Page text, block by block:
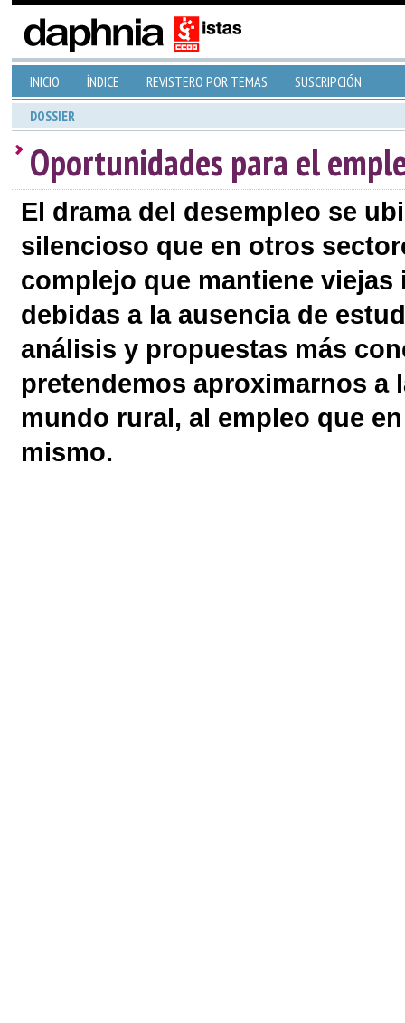
INICIO ÍNDICE REVISTERO POR TEMAS SUSCRIPCIÓN
DOSSIER
Oportunidades para el
El drama del desempleo se
silencioso que en otros
complejo que mantiene
debidas a la ausencia de
análisis y propuestas más
pretendemos aproximarnos a
mundo rural, al empleo que
mismo.